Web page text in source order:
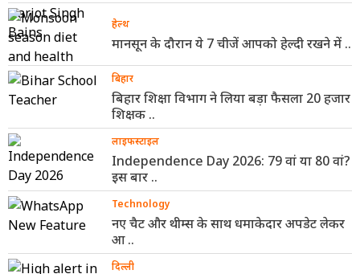
हेल्थ
मानसून के दौरान ये 7 चीजें आपको हेल्दी रखने में ..
बिहार
बिहार शिक्षा विभाग ने लिया बड़ा फैसला 20 हजार
शिक्षक ..
लाइफस्टाइल
Independence Day 2026: 79 वां या 80 वां?
इस बार ..
Technology
नए चैट और थीम्स के साथ धमाकेदार अपडेट लेकर
आ ..
दिल्ली